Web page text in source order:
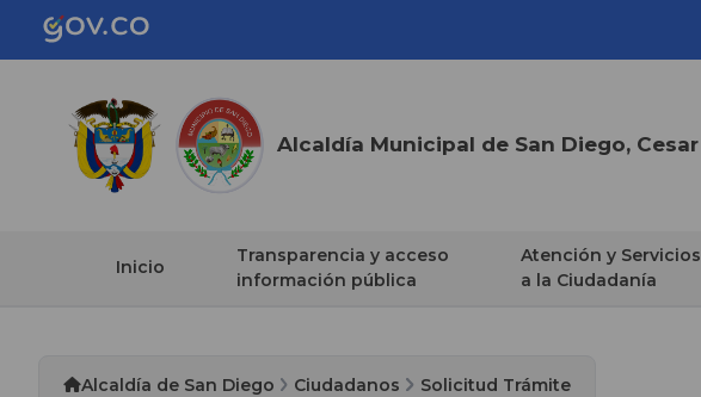
Alcaldía Municipal de San Diego, Cesar
Inicio
Transparencia y acceso
información pública
Atención y Servicios
a la Ciudadanía
Alcaldía de San Diego Ciudadanos Solicitud Trámite